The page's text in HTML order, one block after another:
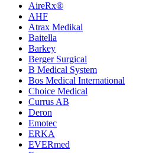
AireRx®
AHF
Atrax Medikal
Baitella
Barkey
Berger Surgical
B Medical System
Bos Medical International
Choice Medical
Currus AB
Deron
Emotec
ERKA
EVERmed